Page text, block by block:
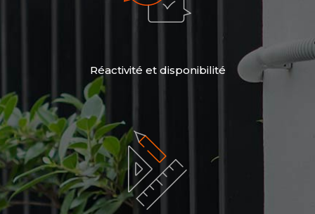
Réactivité et disponibilité